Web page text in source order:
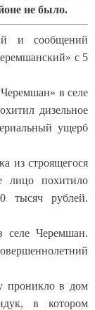
не было.
и сообщений
с 5
в селе
дизельное
ущерб
из строящегося
лицо похитило
тысяч рублей.
селе Черемшан.
проникло в дом
в котором